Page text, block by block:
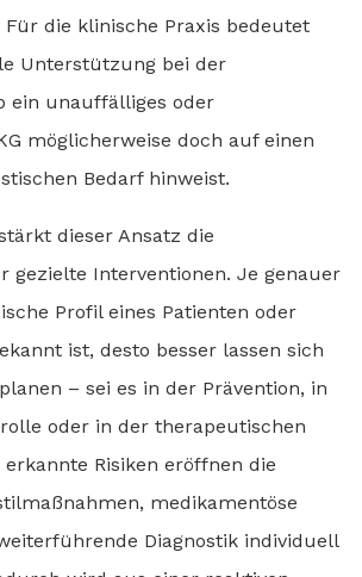
Für die klinische Praxis bedeutet
Unterstützung bei der
ein unauffälliges oder
möglicherweise doch auf einen
Bedarf hinweist.
dieser Ansatz die
gezielte Interventionen. Je genauer
Profil eines Patienten oder
ist, desto besser lassen sich
– sei es in der Prävention, in
oder in der therapeutischen
Risiken eröffnen die
medikamentöse
Diagnostik individuell